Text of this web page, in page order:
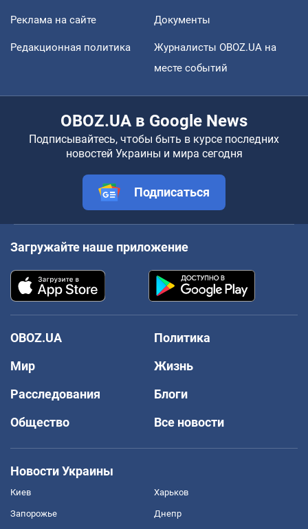
Реклама на сайте Документы
Редакционная политика
Журналисты OBOZ.UA на
месте событий
OBOZ.UA в Google News
Подписывайтесь, чтобы быть в курсе последних
новостей Украины и мира сегодня
Подписаться
Загружайте наше приложение
OBOZ.UA
Политика
Мир
Жизнь
Расследования
Блоги
Общество
Все новости
Новости Украины
Киев Харьков
Запорожье Днепр